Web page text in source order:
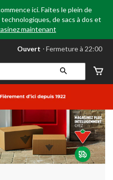
ici. Faites le plein de
de sacs à dos et
maintenant
votre
préféré
Leduc,
AB,
courament
Fermeture
à
22:00
cliquer
pour
changer
Ouvert ⋅ Fermeture à 22:00